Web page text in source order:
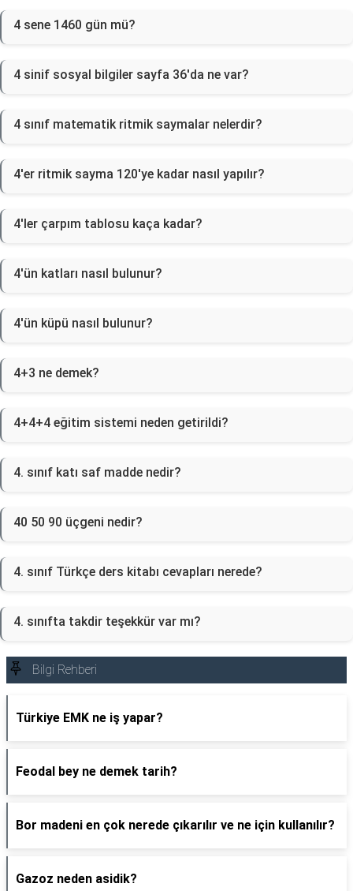
4 sene 1460 gün mü?
4 sinif sosyal bilgiler sayfa 36'da ne var?
4 sınıf matematik ritmik saymalar nelerdir?
4'er ritmik sayma 120'ye kadar nasıl yapılır?
4'ler çarpım tablosu kaça kadar?
4'ün katları nasıl bulunur?
4'ün küpü nasıl bulunur?
4+3 ne demek?
4+4+4 eğitim sistemi neden getirildi?
4. sınıf katı saf madde nedir?
40 50 90 üçgeni nedir?
4. sınıf Türkçe ders kitabı cevapları nerede?
4. sınıfta takdir teşekkür var mı?
Bilgi Rehberi
Türkiye EMK ne iş yapar?
Feodal bey ne demek tarih?
Bor madeni en çok nerede çıkarılır ve ne için kullanılır?
Gazoz neden asidik?